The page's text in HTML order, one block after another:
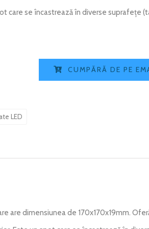
care se încastrează în diverse suprafețe
CUMPĂRĂ DE PE
LED
are dimensiunea de 170x170x19mm.